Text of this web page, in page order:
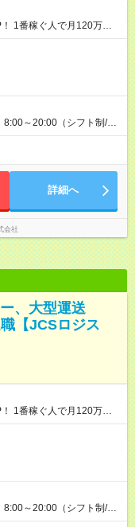
1番稼ぐ人で月120万ほ
1日150個配達×25日勤務
8:00～20:00（シフト制/実
週4も有り） ※配達状況に
件により多少の前後あり
詳細へ
会社
、大型運送
【JCSロジス
1番稼ぐ人で月120万ほ
1日150個配達×25日勤務
8:00～20:00（シフト制/実
週4も有り） ※配達状況に